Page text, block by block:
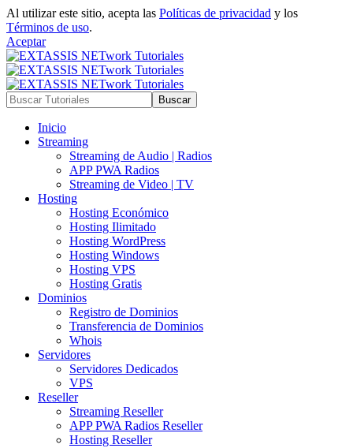
Al utilizar este sitio, acepta las Políticas de privacidad y los
Términos de uso.
Aceptar
Inicio
Streaming
Streaming de Audio | Radios
APP PWA Radios
Streaming de Video | TV
Hosting
Hosting Económico
Hosting Ilimitado
Hosting WordPress
Hosting Windows
Hosting VPS
Hosting Gratis
Dominios
Registro de Dominios
Transferencia de Dominios
Whois
Servidores
Servidores Dedicados
VPS
Reseller
Streaming Reseller
APP PWA Radios Reseller
Hosting Reseller